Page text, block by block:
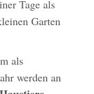
Tage als
Garten
als
werden an